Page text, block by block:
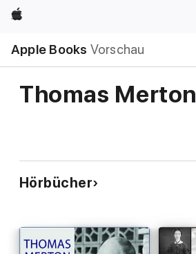
Apple
Apple Books Vorschau
Navigation
Menü
öffnen
Thomas Merton
Hörbücher